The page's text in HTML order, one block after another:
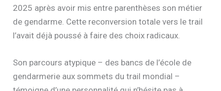
2025 après avoir mis entre parenthèses son métier
de gendarme. Cette reconversion totale vers le trail
l’avait déjà poussé à faire des choix radicaux.
Son parcours atypique – des bancs de l’école de
gendarmerie aux sommets du trail mondial –